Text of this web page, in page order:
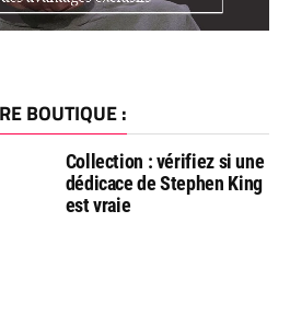
BOUTIQUE :
Collection : vérifiez si une
dédicace de Stephen King
est vraie